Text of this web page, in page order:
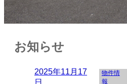
お知らせ
2025年11月17
日
物件情
報